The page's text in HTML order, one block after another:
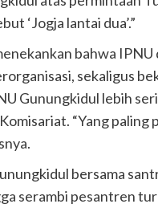
‘Jogja lantai dua’.”
bahwa
sekaligus
Gunungkidul lebih
“Yang paling
bersama
serambi pesantren